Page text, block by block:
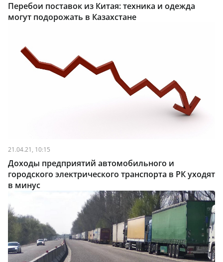
Перебои поставок из Китая: техника и одежда
могут подорожать в Казахстане
21.04.21, 10:15
Доходы предприятий автомобильного и
городского электрического транспорта в РК уходят
в минус